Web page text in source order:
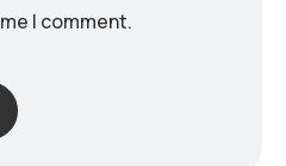
I comment.